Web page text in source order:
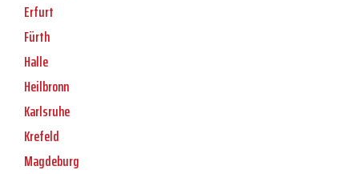
Erfurt
Fürth
Halle
Heilbronn
Karlsruhe
Krefeld
Magdeburg